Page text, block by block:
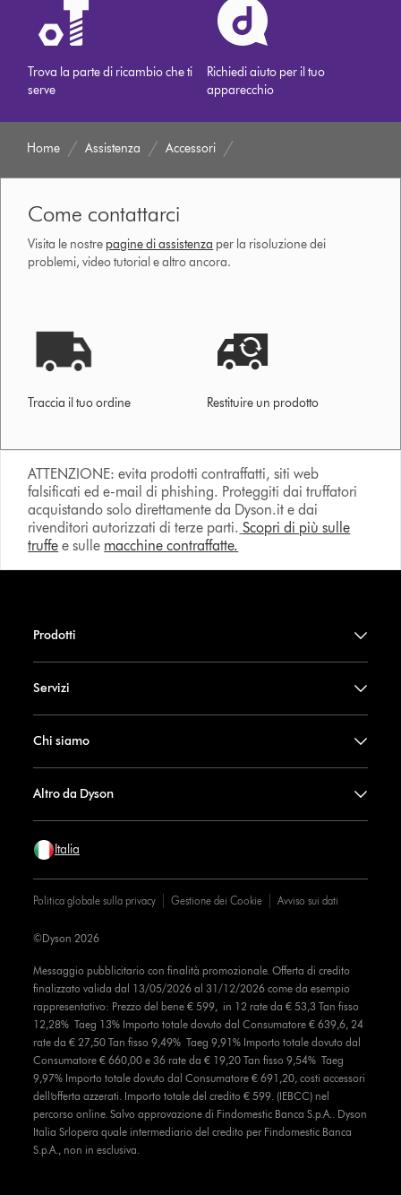
Trova la parte di ricambio che ti
serve
Richiedi aiuto per il tuo
apparecchio
Home Assistenza Accessori
Come contattarci
Visita le nostre pagine di assistenza per la risoluzione dei
problemi, video tutorial e altro ancora.
Traccia il tuo ordine Restituire un prodotto
ATTENZIONE: evita prodotti contraffatti, siti web
falsificati ed e-mail di phishing. Proteggiti dai truffatori
acquistando solo direttamente da Dyson.it e dai
rivenditori autorizzati di terze parti. Scopri di più sulle
truffe e sulle macchine contraffatte.
Prodotti
Servizi
Chi siamo
Altro da Dyson
Italia
Politica globale sulla privacy Gestione dei Cookie Avviso sui dati
Messaggio pubblicitario con finalità promozionale. Offerta di credito
finalizzato valida dal 13/05/2026 al 31/12/2026 come da esempio
rappresentativo: Prezzo del bene € 599, in 12 rate da € 53,3 Tan fisso
12,28% Taeg 13% Importo totale dovuto dal Consumatore € 639,6, 24
rate da € 27,50 Tan fisso 9,49% Taeg 9,91% Importo totale dovuto dal
Consumatore € 660,00 e 36 rate da € 19,20 Tan fisso 9,54% Taeg
9,97% Importo totale dovuto dal Consumatore € 691,20, costi accessori
dell’offerta azzerati. Importo totale del credito € 599. (IEBCC) nel
percorso online. Salvo approvazione di Findomestic Banca S.p.A.. Dyson
Italia Srlopera quale intermediario del credito per Findomestic Banca
S.p.A., non in esclusiva.
©Dyson 2026